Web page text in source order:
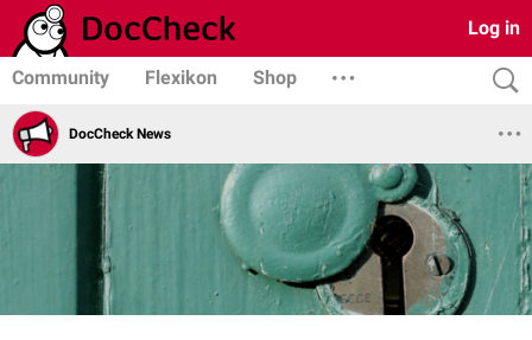
Log in
Community Flexikon Shop
DocCheck News